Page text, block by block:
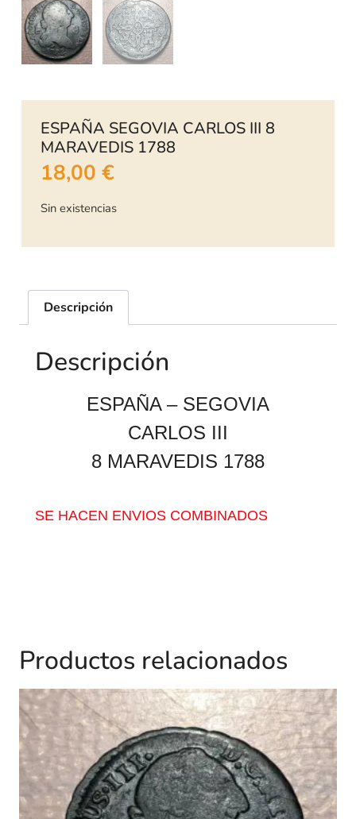
ESPAÑA SEGOVIA CARLOS III 8
MARAVEDIS 1788
18,00 €
Sin existencias
Descripción
Descripción
ESPAÑA – SEGOVIA
CARLOS III
8 MARAVEDIS 1788
SE HACEN ENVIOS COMBINADOS
Productos relacionados